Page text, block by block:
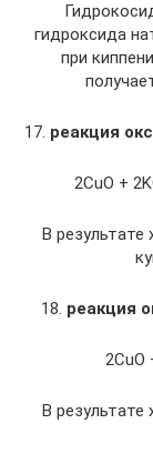
гидроксида
при
17. реакция
2CuO +
В результате
18. реакция
2CuO
В результате